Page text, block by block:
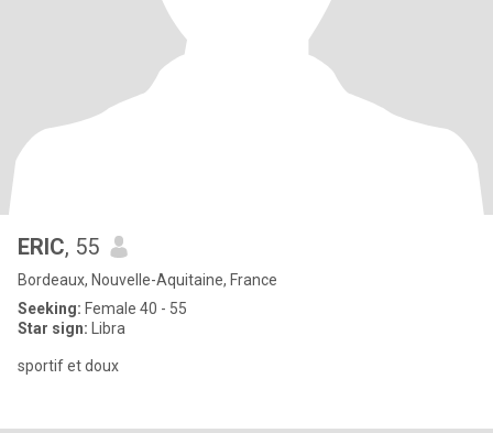
ERIC, 55
Bordeaux, Nouvelle-Aquitaine, France
Seeking: Female 40 - 55
Star sign: Libra
sportif et doux